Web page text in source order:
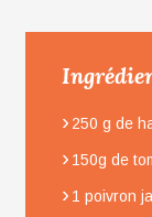
› 250 g de
› 150g de
› 1 poivron